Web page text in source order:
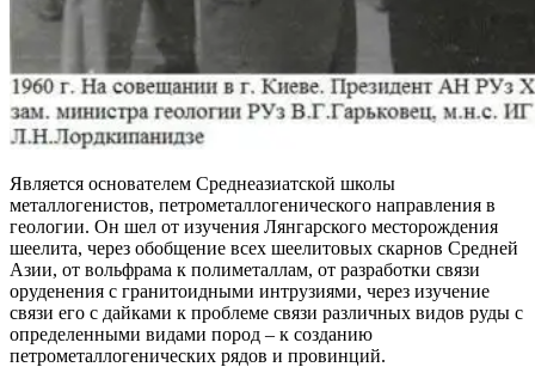
Является основателем Среднеазиатской школы
металлогенистов, петрометаллогенического направления в
геологии. Он шел от изучения Лянгарского месторождения
шеелита, через обобщение всех шеелитовых скарнов Средней
Азии, от вольфрама к полиметаллам, от разработки связи
оруденения с гранитоидными интрузиями, через изучение
связи его с дайками к проблеме связи различных видов руды с
определенными видами пород – к созданию
петрометаллогенических рядов и провинций.